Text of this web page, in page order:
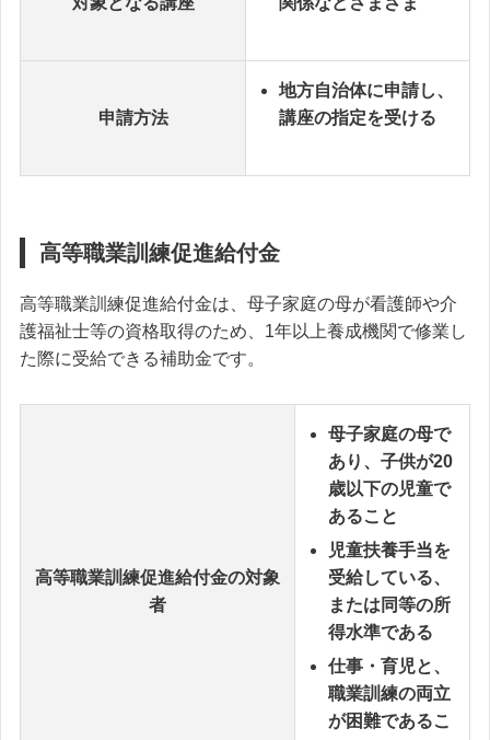
申請方法
地方自治体に申請し、
講座の指定を受ける
高等職業訓練促進給付金
高等職業訓練促進給付金は、母子家庭の母が看護師や介
護福祉士等の資格取得のため、1年以上養成機関で修業し
た際に受給できる補助金です。
高等職業訓練促進給付金の対象
者
母子家庭の母で
あり、子供が20
歳以下の児童で
あること
児童扶養手当を
受給している、
または同等の所
得水準である
仕事・育児と、
職業訓練の両立
が困難であるこ